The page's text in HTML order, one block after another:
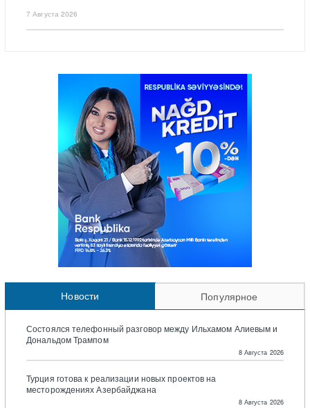
7 Августа 2026
Новости Популярное
Состоялся телефонный разговор между Ильхамом Алиевым и
Дональдом Трампом
8 Августа 2026
Турция готова к реализации новых проектов на
месторождениях Азербайджана
8 Августа 2026